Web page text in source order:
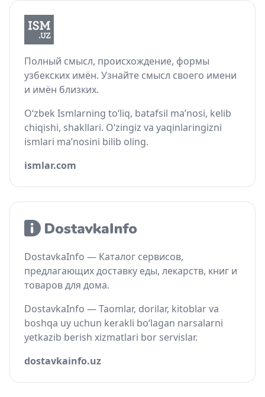
Полный смысл, происхождение, формы
узбекских имён. Узнайте смысл своего имени
и имён близких.
O‘zbek Ismlarning to‘liq, batafsil ma’nosi, kelib
chiqishi, shakllari. O‘zingiz va yaqinlaringizni
ismlari ma’nosini bilib oling.
ismlar.com
DostavkaInfo — Каталог сервисов,
предлагающих доставку еды, лекарств, книг и
товаров для дома.
DostavkaInfo — Taomlar, dorilar, kitoblar va
boshqa uy uchun kerakli bo‘lagan narsalarni
yetkazib berish xizmatlari bor servislar.
dostavkainfo.uz